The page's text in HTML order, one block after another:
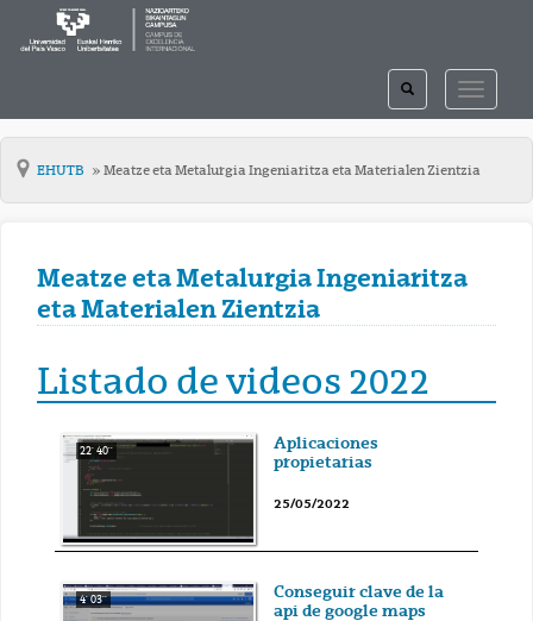
TOGGLE
TOGGLE
SEARCH
EHUTB Meatze eta Metalurgia Ingeniaritza eta Materialen Zientzia
Meatze eta Metalurgia Ingeniaritza
eta Materialen Zientzia
Listado de videos 2022
22' 40''
Aplicaciones
propietarias
25/05/2022
4' 03''
Conseguir clave de la
api de google maps